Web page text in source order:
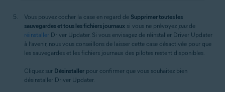
Vous pouvez cocher la case en regard de Supprimer toutes les
sauvegardes et tous les fichiers journaux si vous ne prévoyez pasde
réinstaller Driver Updater. Si vous envisagez de réinstaller Driver Updater
à l’avenir, nous vous conseillons de laisser cette case désactivée pour que
les sauvegardes et les fichiers journaux des pilotes restent disponibles.
Cliquez sur Désinstaller pour confirmer que vous souhaitez bien
désinstaller Driver Updater.